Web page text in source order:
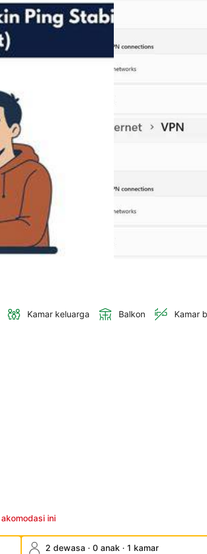
Kamar keluarga Balkon Kamar
ini
2 dewasa · 0 anak · 1 kamar